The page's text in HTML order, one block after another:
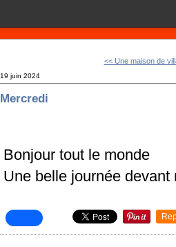
<< Une maison de
19 juin 2024
Mercredi
Bonjour tout le monde
Une belle journée devant